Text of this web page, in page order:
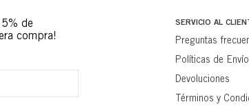
SERVICIO AL
Preguntas
Políticas de
Devoluciones
Términos y